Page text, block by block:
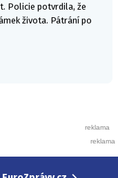
Policie potvrdila, že
života. Pátrání po